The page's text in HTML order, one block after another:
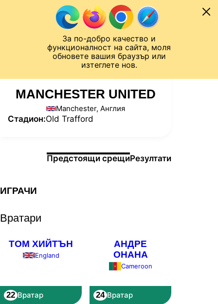
За по-добро качество и
функционалност на сайта, моля
обновете вашия браузър или
изтеглете нов.
Към съдържанието
Лига на Конференциите
СТАТИСТИКИ
MANCHESTER UNITED
Manchester, Англия
Стадион:Old Trafford
Информация за мачаПредстоящи срещиРезултати
ИГРАЧИ
Вратари
ТОМ ХИЙТЪН
England
22 Вратар
АНДРЕ
ОНАНА
Cameroon
24 Вратар